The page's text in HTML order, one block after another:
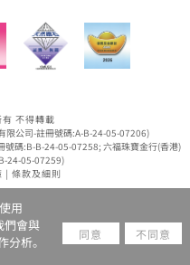
不得轉載
限公司-註冊號碼:A-B-24-05-07206)
號碼:B-B-24-05-07258; 六福珠寶金行(香港)
24-05-07259)
| 條款及細則
用
們會與
析。
同意 不同意